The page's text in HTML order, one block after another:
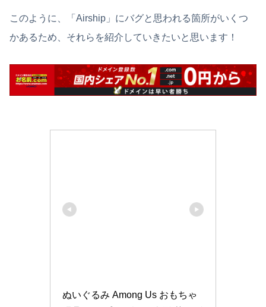
このように、「Airship」にバグと思われる箇所がいくつ
かあるため、それらを紹介していきたいと思います！
ぬいぐるみ Among Us おもちゃ